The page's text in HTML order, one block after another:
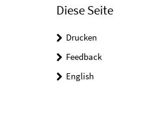
Diese Seite
Drucken
Feedback
English